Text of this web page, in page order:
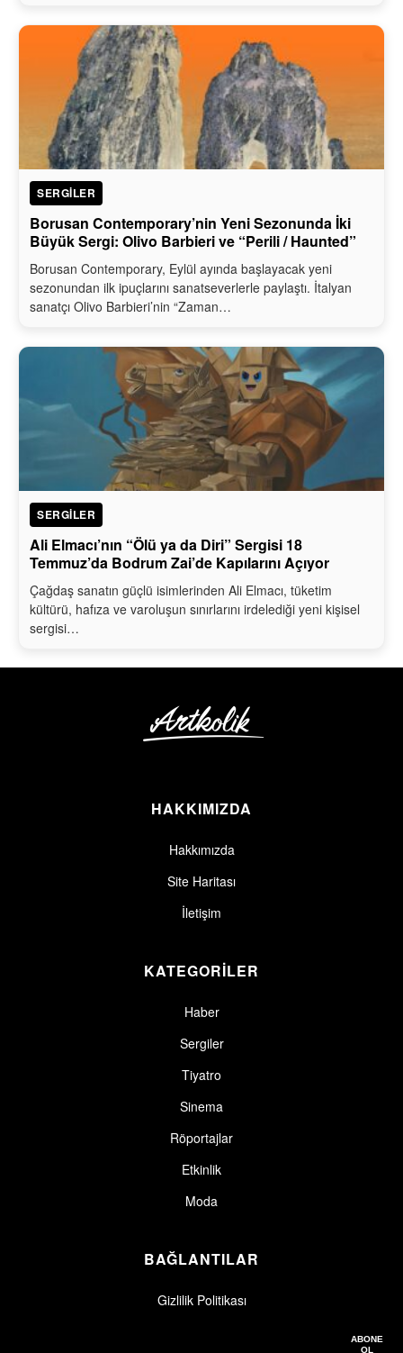
SERGILER
Borusan Contemporary’nin Yeni Sezonunda İki
Büyük Sergi: Olivo Barbieri ve “Perili / Haunted”
Borusan Contemporary, Eylül ayında başlayacak yeni
sezonundan ilk ipuçlarını sanatseverlerle paylaştı. İtalyan
sanatçı Olivo Barbieri’nin “Zaman…
SERGILER
Ali Elmacı’nın “Ölü ya da Diri” Sergisi 18
Temmuz’da Bodrum Zai’de Kapılarını Açıyor
Çağdaş sanatın güçlü isimlerinden Ali Elmacı, tüketim
kültürü, hafıza ve varoluşun sınırlarını irdelediği yeni kişisel
sergisi…
HAKKIMIZDA
Hakkımızda
Site Haritası
İletişim
KATEGORİLER
Haber
Sergiler
Tiyatro
Sinema
Röportajlar
Etkinlik
Moda
BAĞLANTILAR
Gizlilik Politikası
ABONE
OL